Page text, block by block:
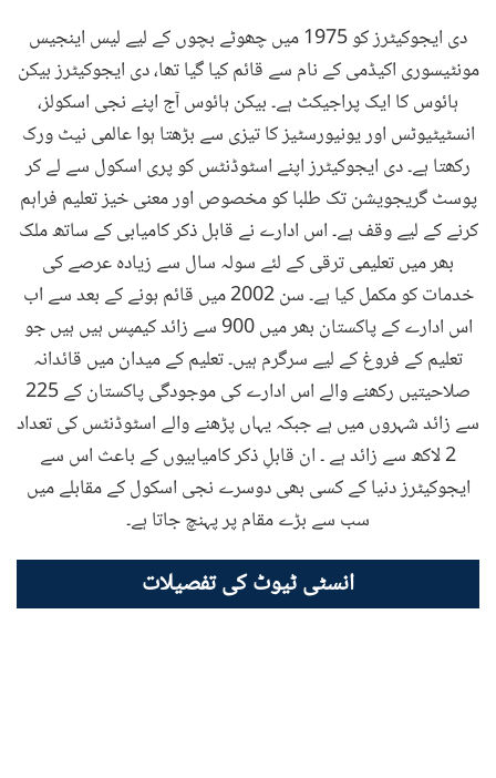
دی ایجوکیٹرز کو 1975 میں چھوٹے بچوں کے لیے لیس اینجیس
مونٹیسوری اکیڈمی کے نام سے قائم کیا گیا تھا، دی ایجوکیٹرز بیکن
ہائوس کا ایک پراجیکٹ ہے۔ بیکن ہائوس آج اپنے نجی اسکولز،
انسٹیٹیوٹس اور یونیورسٹیز کا تیزی سے بڑھتا ہوا عالمی نیٹ ورک
رکھتا ہے۔ دی ایجوکیٹرز اپنے اسٹوڈنٹس کو پری اسکول سے لے کر
پوسٹ گریجویشن تک طلبا کو مخصوص اور معنی خیز تعلیم فراہم
کرنے کے لیے وقف ہے۔ اس ادارے نے قابل ذکر کامیابی کے ساتھ ملک
بھر میں تعلیمی ترقی کے لئے سولہ سال سے زیادہ عرصے کی
خدمات کو مکمل کیا ہے۔ سن 2002 میں قائم ہونے کے بعد سے اب
اس ادارے کے پاکستان بھر میں 900 سے زائد کیمپس ہیں ہیں جو
تعلیم کے فروغ کے لیے سرگرم ہیں۔ تعلیم کے میدان میں قائدانہ
صلاحیتیں رکھنے والے اس ادارے کی موجودگی پاکستان کے 225
سے زائد شہروں میں ہے جبکہ یہاں پڑھنے والے اسٹوڈنٹس کی تعداد
2 لاکھ سے زائد ہے ۔ ان قابلِ ذکر کامیابیوں کے باعث اس سے
ایجوکیٹرز دنیا کے کسی بھی دوسرے نجی اسکول کے مقابلے میں
سب سے بڑے مقام پر پہنچ جاتا ہے۔
انسٹی ٹیوٹ کی تفصیلات